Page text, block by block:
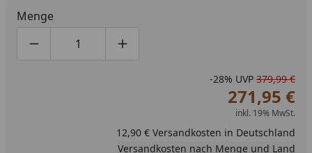
Menge
Produktmenge um eins verringern
Produktmenge manuell eingeben
Produktmenge um eins erhöhen
-28% UVP 379,99 €
271,95 €
inkl. 19% MwSt.
12,90 € Versandkosten in Deutschland
Versandkosten nach Menge und Land